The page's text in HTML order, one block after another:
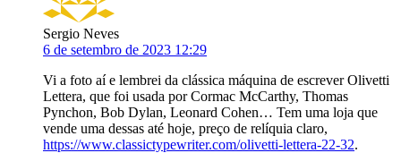
Sergio Neves
6 de setembro de 2023 12:29
Vi a foto aí e lembrei da clássica máquina de escrever Olivetti
Lettera, que foi usada por Cormac McCarthy, Thomas
Pynchon, Bob Dylan, Leonard Cohen… Tem uma loja que
vende uma dessas até hoje, preço de relíquia claro,
https://www.classictypewriter.com/olivetti-lettera-22-32.